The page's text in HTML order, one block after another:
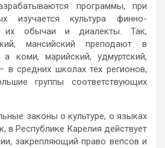
программы, при
изучается культура финно-
их обычаи и диалекты. Так,
мансийский преподают в
а коми, марийский, удмуртский,
в средних школах тех регионов,
группы соответствующих
законы о культуре, о языках
в Республике Карелия действует
закрепляющий право вепсов и